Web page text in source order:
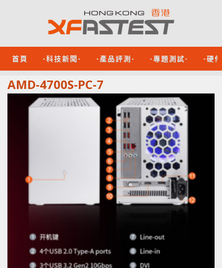
首頁 -科技新聞- -產品評測- -專題測試- -硬
AMD-4700S-PC-7